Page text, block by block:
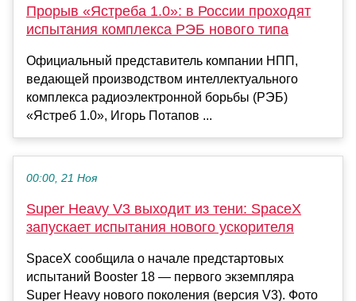
Прорыв «Ястреба 1.0»: в России проходят
испытания комплекса РЭБ нового типа
Официальный представитель компании НПП,
ведающей производством интеллектуального
комплекса радиоэлектронной борьбы (РЭБ)
«Ястреб 1.0», Игорь Потапов ...
00:00, 21 Ноя
Super Heavy V3 выходит из тени: SpaceX
запускает испытания нового ускорителя
SpaceX сообщила о начале предстартовых
испытаний Booster 18 — первого экземпляра
Super Heavy нового поколения (версия V3). Фото